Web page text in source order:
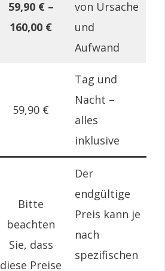
59,90 € –
160,00 €
von Ursache
und
Aufwand
59,90 €
Tag und
Nacht –
alles
inklusive
Bitte
beachten
Sie, dass
diese Preise
Der
endgültige
Preis kann je
nach
spezifischen